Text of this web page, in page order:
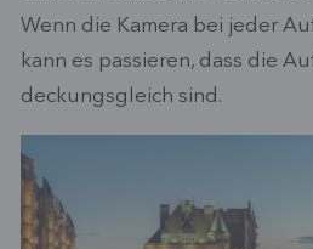
Wenn die Kamera bei jeder
kann es passieren, dass die
deckungsgleich sind.